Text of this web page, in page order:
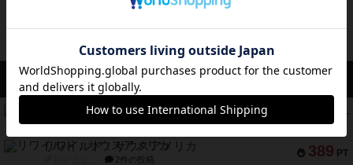
アクセス数 急上昇中
PT
無限まちがいさがし
紹介文あり 2件の投稿
389 PT
リワイルド：サウスアメリカ
2件の投稿